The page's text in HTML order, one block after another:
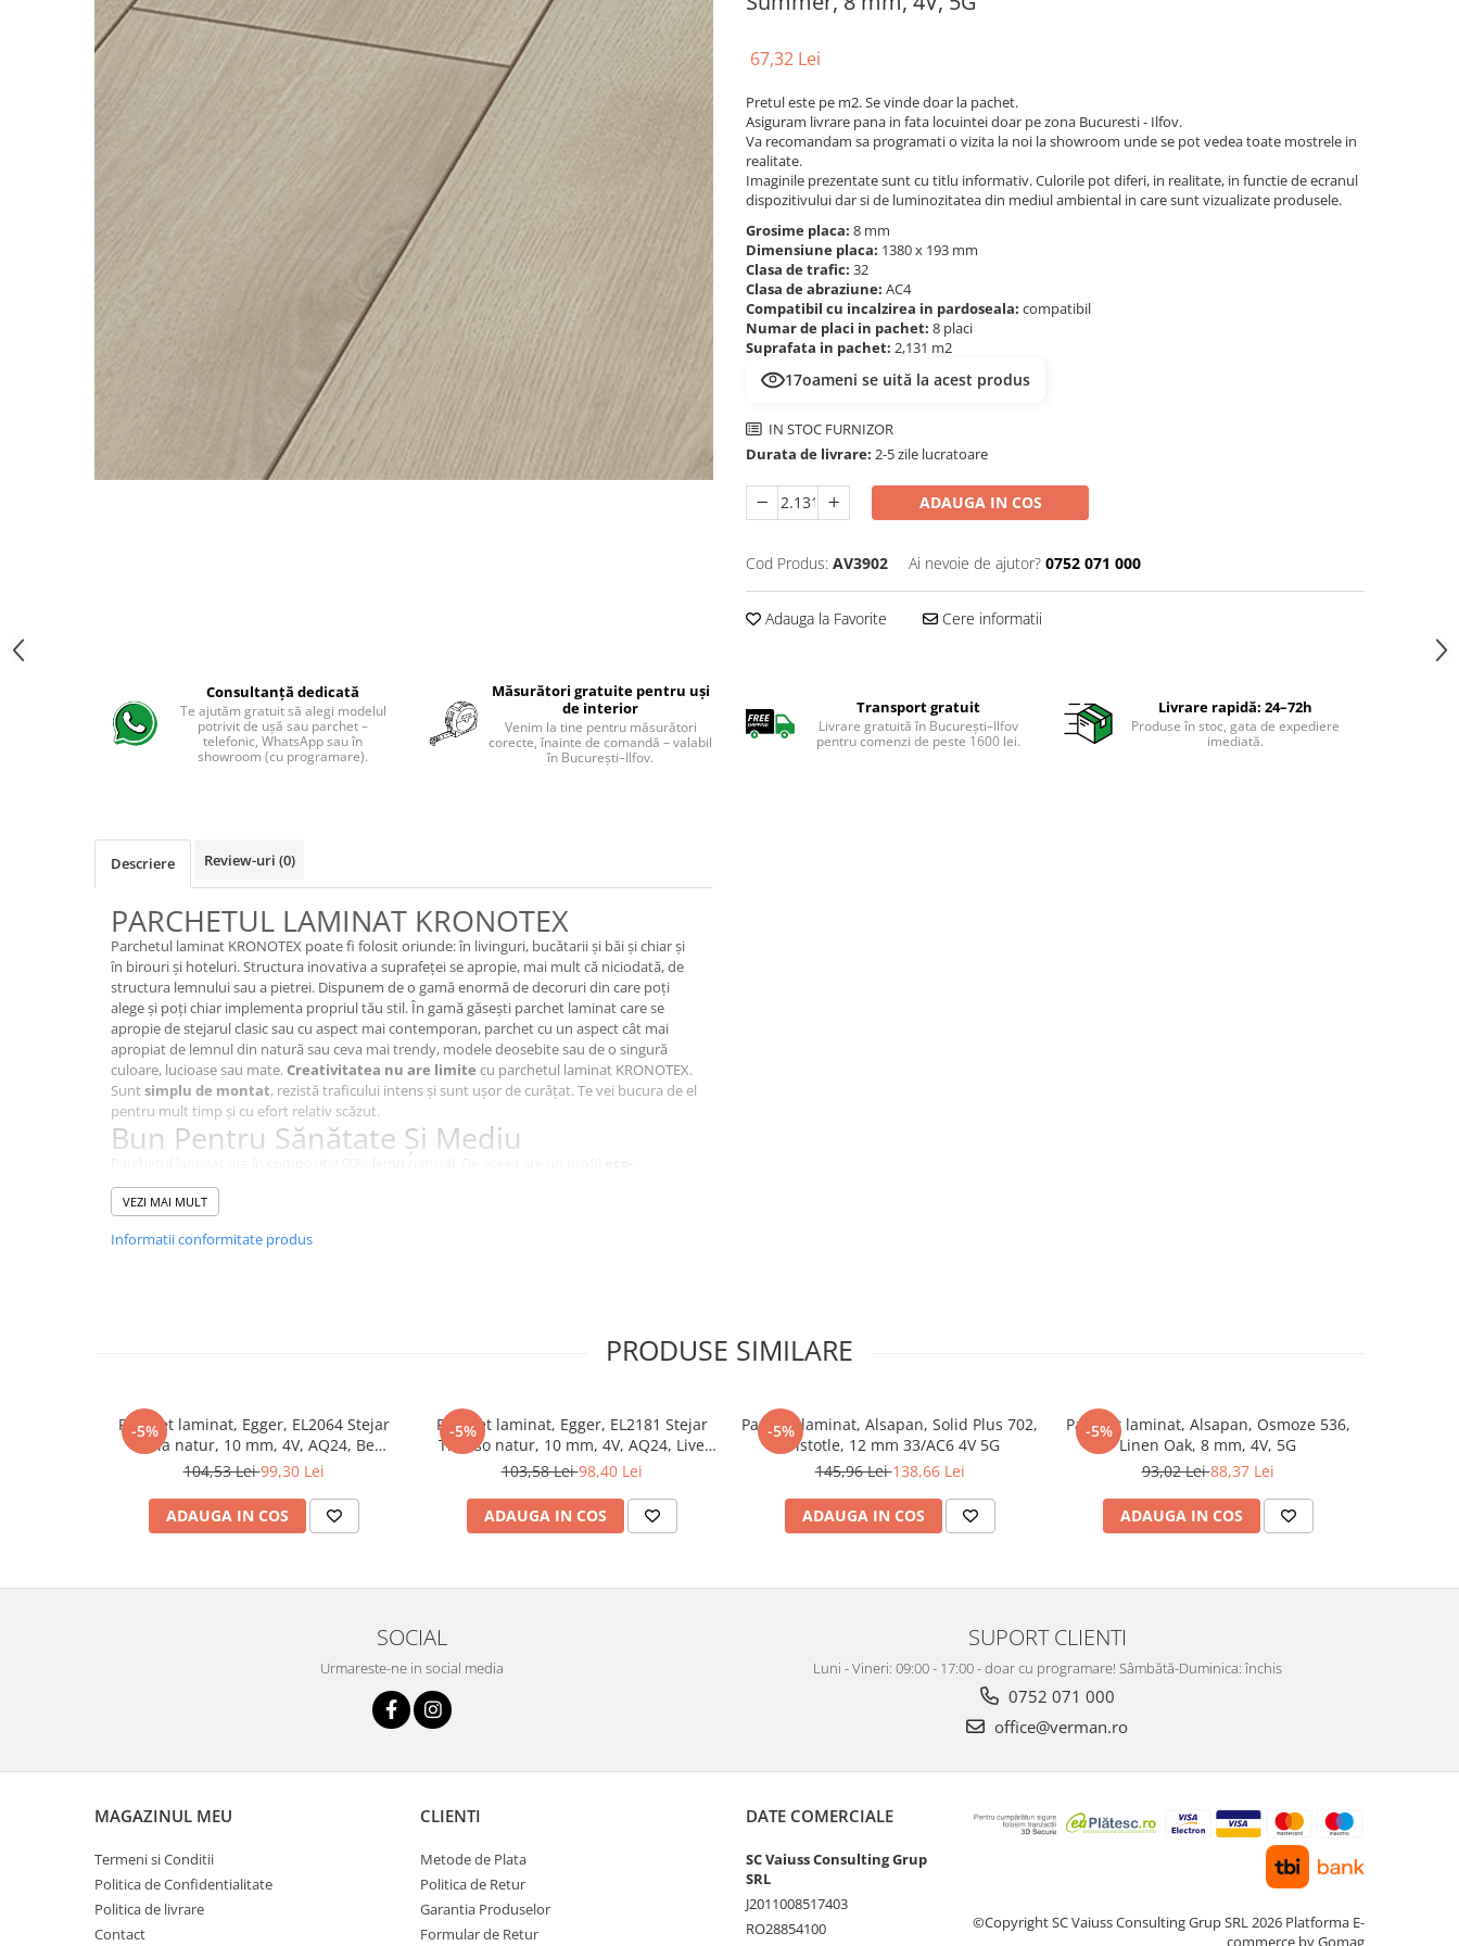
Timeless 12mm
Woodstock PRO 8mm
Woodstock XL 10mm
ADO Floor - SPC
Finfloor 12mm
Supreme 8mm
Evolution 12 mm
67,32 Lei
Pretul este pe m2. Se vinde doar la pachet.
Asiguram livrare pana in fata locuintei doar pe zona Bucuresti - Ilfov.
Va recomandam sa programati o vizita la noi la showroom unde se pot vedea toate mostrele in
realitate.
Imaginile prezentate sunt cu titlu informativ. Culorile pot diferi, in realitate, in functie de ecranul
dispozitivului dar si de luminozitatea din mediul ambiental in care sunt vizualizate produsele.
Grosime placa: 8 mm
Dimensiune placa: 1380 x 193 mm
Clasa de trafic: 32
Clasa de abraziune: AC4
Compatibil cu incalzirea in pardoseala: compatibil
Numar de placi in pachet: 8 placi
Suprafata in pachet: 2,131 m2
17oameni se uită la acest produs
IN STOC FURNIZOR
Durata de livrare: 2-5 zile lucratoare
ADAUGA IN COS
Cod Produs: AV3902 Ai nevoie de ajutor? 0752 071 000
Adauga la Favorite Cere informatii
Consultanță dedicată
Te ajutăm gratuit să alegi modelul
potrivit de ușă sau parchet –
telefonic, WhatsApp sau în
showroom (cu programare).
Măsurători gratuite pentru uși
de interior
Venim la tine pentru măsurători
corecte, înainte de comandă – valabil
în București–Ilfov.
Transport gratuit
Livrare gratuită în București–Ilfov
pentru comenzi de peste 1600 lei.
Livrare rapidă: 24–72h
Produse în stoc, gata de expediere
imediată.
Descriere Review-uri (0)
PARCHETUL LAMINAT KRONOTEX
Parchetul laminat KRONOTEX poate fi folosit oriunde: în livinguri, bucătarii și băi și chiar și
în birouri și hoteluri. Structura inovativa a suprafeței se apropie, mai mult că niciodată, de
structura lemnului sau a pietrei. Dispunem de o gamă enormă de decoruri din care poți
alege și poți chiar implementa propriul tău stil. În gamă găsești parchet laminat care se
apropie de stejarul clasic sau cu aspect mai contemporan, parchet cu un aspect cât mai
apropiat de lemnul din natură sau ceva mai trendy, modele deosebite sau de o singură
culoare, lucioase sau mate.Creativitatea nu are limite cu parchetul laminat KRONOTEX.
Suntsimplu de montat, rezistă traficului intens și sunt ușor de curățat. Te vei bucura de el
pentru mult timp și cu efort relativ scăzut.
Bun Pentru Sănătate Și Mediu
friendlyși ebenefic pentru sănătatea ta
este confecționată din hârtie de înaltă calitate impregnată cu melamina. Parchetul laminat
mod regulat însisteme de producție de ultimă generație
formaldehidă ale pardoselilor laminate KRONOTEX sunt comparabile cu cele ale lemnului
Curătat
Competența de bază a firmei KRONOTEX GmbH & Co. KG, care a fost înfiintată în 1993,
de a produce parchet laminat de înaltă calitate
. Membru al KRONO GROUP
SWISS pe plan internațional, KRONOTEX este unul dintre cei mai importanți producători
europeni de parchet laminat. La sediul sau, în Heiligengrabe, Germania, mai mult de 700 de
angajațifolosesc metode de producție ecologice
pentru a fabrica parchetul laminat,
VEZI MAI MULT
Informatii conformitate produs
PRODUSE SIMILARE
-5%
Parchet laminat, Egger, EL2064 Stejar
Soria natur, 10 mm, 4V, AQ24, Be
Simplistic 2
104,53 Lei99,30 Lei
ADAUGA IN COS
-5%
Parchet laminat, Egger, EL2181 Stejar
Treviso natur, 10 mm, 4V, AQ24, Live
Natural 2
103,58 Lei98,40 Lei
ADAUGA IN COS
-5%
Parchet laminat, Alsapan, Solid Plus 702,
Aristotle, 12 mm 33/AC6 4V 5G
145,96 Lei138,66 Lei
ADAUGA IN COS
-5%
Parchet laminat, Alsapan, Osmoze 536,
Linen Oak, 8 mm, 4V, 5G
93,02 Lei88,37 Lei
ADAUGA IN COS
SOCIAL
Urmareste-ne in social media
SUPORT CLIENTI
Luni - Vineri: 09:00 - 17:00 - doar cu programare! Sâmbătă-Duminica: închis
0752 071 000
office@verman.ro
MAGAZINUL MEU
Termeni si Conditii
Politica de Confidentialitate
Politica de livrare
Contact
CLIENTI
Metode de Plata
Politica de Retur
Garantia Produselor
Formular de Retur
DATE COMERCIALE
SC Vaiuss Consulting Grup
SRL
J2011008517403
RO28854100
©Copyright SC Vaiuss Consulting Grup SRL 2026 Platforma E-
commerce by Gomag